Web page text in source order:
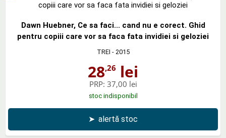
Dawn Huebner, Ce sa faci... cand nu e corect. Ghid
pentru copiii care vor sa faca fata invidiei si geloziei
TREI - 2015
28,26 lei
PRP: 37,00 lei
stoc indisponibil
➤ alertă stoc